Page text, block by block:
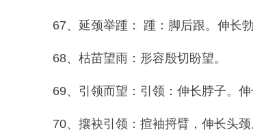
67、延颈举踵： 踵：脚后跟。伸长勃
68、枯苗望雨：形容殷切盼望。
69、引领而望：引领：伸长脖子。伸
70、攘袂引领：揎袖捋臂，伸长头颈